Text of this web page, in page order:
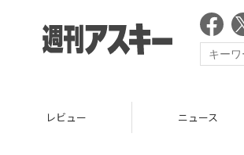
レビュー ニュース